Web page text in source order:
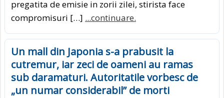
pregatita de emisie in zorii zilei, stirista face
compromisuri […] ...continuare.
Un mall din Japonia s-a prabusit la
cutremur, iar zeci de oameni au ramas
sub daramaturi. Autoritatile vorbesc de
„un numar considerabil” de morti